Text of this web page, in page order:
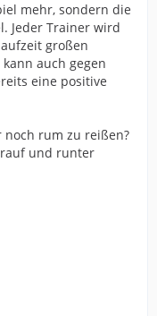
mehr, sondern die
Jeder Trainer wird
großen
auch gegen
eine positive
rum zu reißen?
und runter